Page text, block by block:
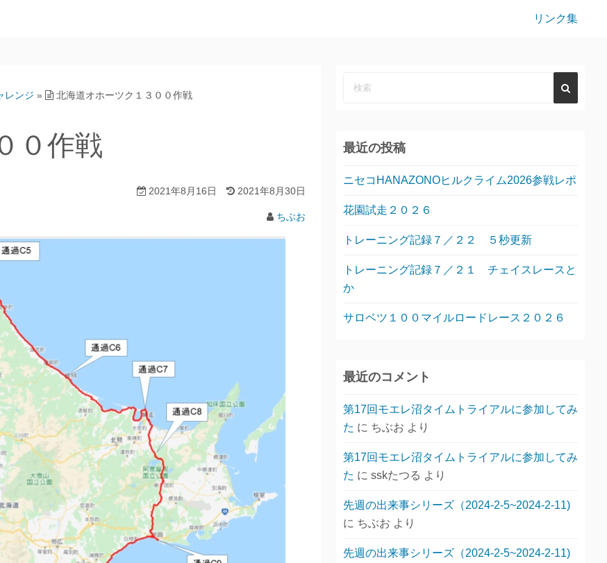
リンク集
レンジ » 北海道オホーツク１３００作戦
０作戦
2021年8月16日 2021年8月30日
ちぶお
最近の投稿
ニセコHANAZONOヒルクライム2026参戦レポ
花園試走２０２６
トレーニング記録７／２２ ５秒更新
トレーニング記録７／２１ チェイスレースと
か
サロベツ１００マイルロードレース２０２６
最近のコメント
第17回モエレ沼タイムトライアルに参加してみ
た に ちぶお より
第17回モエレ沼タイムトライアルに参加してみ
た に sskたつる より
先週の出来事シリーズ（2024-2-5~2024-2-11)
に ちぶお より
先週の出来事シリーズ（2024-2-5~2024-2-11)